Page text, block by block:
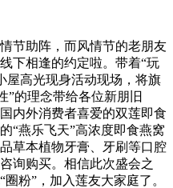
节助阵，而风情节的老朋友
下相逢的约定啦。带着“玩
屋高光现身活动现场，将旗
”的理念带给各位新朋旧
内外消费者喜爱的双莲即食
“燕乐飞天”高浓度即食燕窝
草本植物牙膏、牙刷等口腔
询购买。相信此次盛会之
粉”，加入莲友大家庭了。